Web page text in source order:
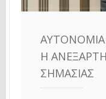
ΑΥΤΟΝΟΜΊΑ
Η
ΣΗΜΑΣΊΑΣ